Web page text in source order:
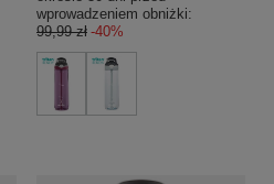
wprowadzeniem obniżki:
99,99 zł -40%